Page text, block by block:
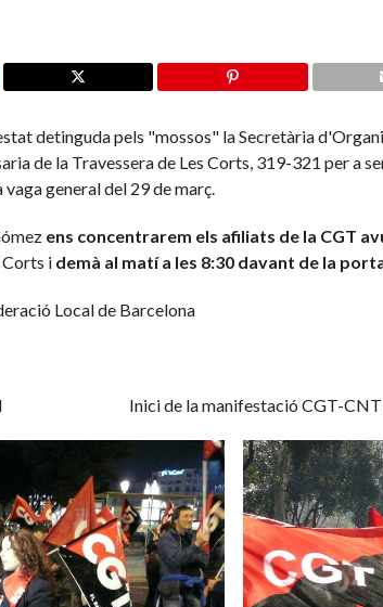
detinguda pels "mossos" la Secretària
de la Travessera de Les Corts, 319-321 per a
general del 29 de març.
ens concentrarem els afiliats de la CGT
Corts i demà al matí a les 8:30 davant de la
Local de Barcelona
Inici de la manifestació CGT-CNT